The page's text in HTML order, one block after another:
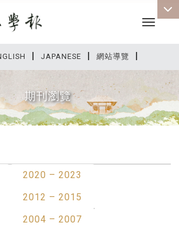
| JAPANESE | 網站導覽 |
Toggle
期刊瀏覽
2020 – 2023
2012 – 2015
2004 – 2007